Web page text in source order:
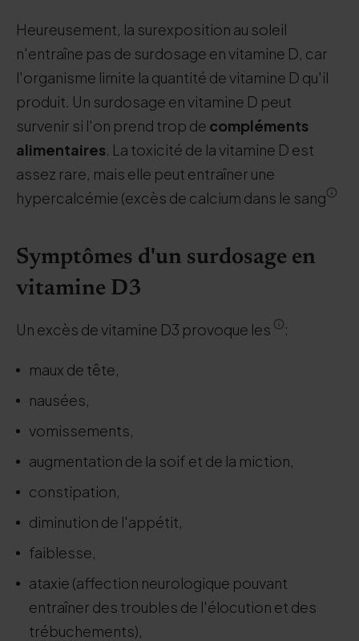
Heureusement, la surexposition au soleil
n'entraîne pas de surdosage en vitamine D, car
l'organisme limite la quantité de vitamine D qu'il
produit. Un surdosage en vitamine D peut
survenir si l'on prend trop de compléments
alimentaires. La toxicité de la vitamine D est
assez rare, mais elle peut entraîner une
hypercalcémie (excès de calcium dans le sang
Symptômes d'un surdosage en
vitamine D3
Un excès de vitamine D3 provoque les :
maux de tête,
nausées,
vomissements,
augmentation de la soif et de la miction,
constipation,
diminution de l'appétit,
faiblesse,
ataxie (affection neurologique pouvant
entraîner des troubles de l'élocution et des
trébuchements),